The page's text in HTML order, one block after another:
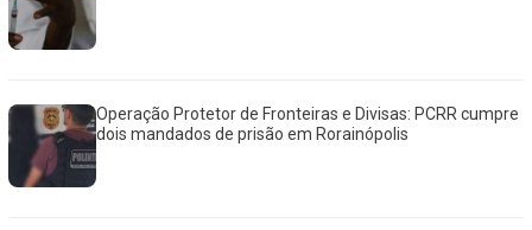
Operação Protetor de Fronteiras e Divisas: PCRR cumpre
dois mandados de prisão em Rorainópolis